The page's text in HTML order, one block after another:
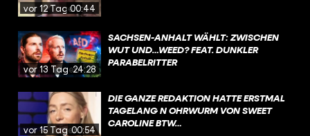
vor 12 Tagen00:44
vor 13 Tagen24:28
SACHSEN-ANHALT WÄHLT: ZWISCHEN
WUT UND…WEED? FEAT. DUNKLER
PARABELRITTER
vor 15 Tagen00:54
DIE GANZE REDAKTION HATTE ERSTMAL
TAGELANG N OHRWURM VON SWEET
CAROLINE BTW…